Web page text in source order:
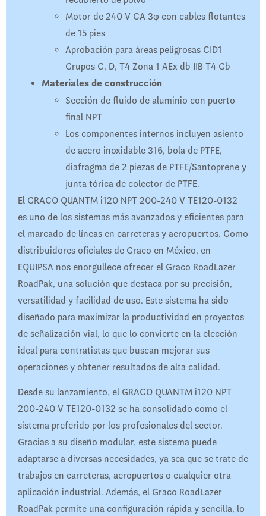
Motor de 240 V CA 3φ con cables flotantes
de 15 pies
Aprobación para áreas peligrosas CID1
Grupos C, D, T4 Zona 1 AEx db IIB T4 Gb
Materiales de construcción
Sección de fluido de aluminio con puerto
final NPT
Los componentes internos incluyen asiento
de acero inoxidable 316, bola de PTFE,
diafragma de 2 piezas de PTFE/Santoprene y
junta tórica de colector de PTFE.
El GRACO QUANTM i120 NPT 200-240 V TE120-0132
es uno de los sistemas más avanzados y eficientes para
el marcado de líneas en carreteras y aeropuertos. Como
distribuidores oficiales de Graco en México, en
EQUIPSA nos enorgullece ofrecer el Graco RoadLazer
RoadPak, una solución que destaca por su precisión,
versatilidad y facilidad de uso. Este sistema ha sido
diseñado para maximizar la productividad en proyectos
de señalización vial, lo que lo convierte en la elección
ideal para contratistas que buscan mejorar sus
operaciones y obtener resultados de alta calidad.
Desde su lanzamiento, el GRACO QUANTM i120 NPT
200-240 V TE120-0132 se ha consolidado como el
sistema preferido por los profesionales del sector.
Gracias a su diseño modular, este sistema puede
adaptarse a diversas necesidades, ya sea que se trate de
trabajos en carreteras, aeropuertos o cualquier otra
aplicación industrial. Además, el Graco RoadLazer
RoadPak permite una configuración rápida y sencilla, lo